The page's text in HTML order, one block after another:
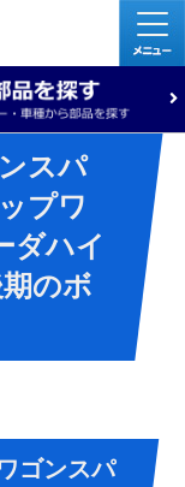
スパ
プワ
ダハイ
のボ
ゴンスパ